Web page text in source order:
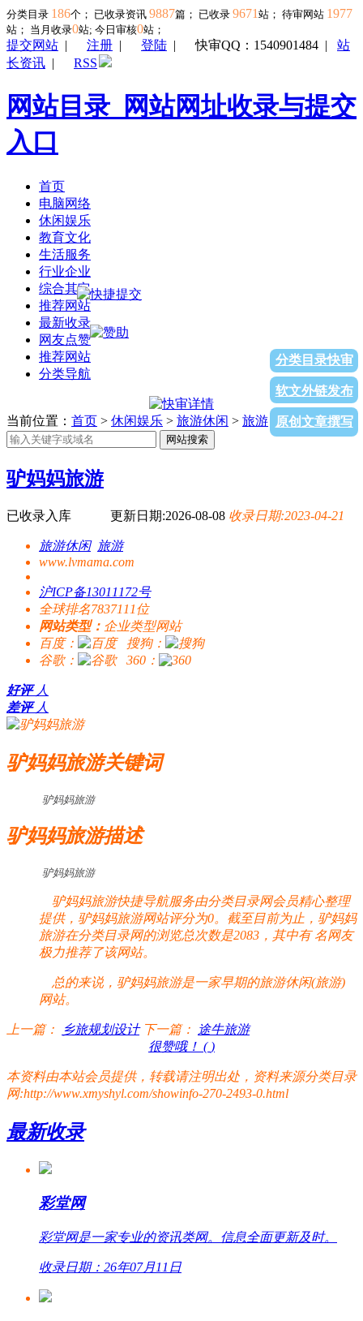
分类目录 186个； 已收录资讯 9887篇； 已收录 9671 站； 待审网站 1977
站； 当月收录0站; 今日审核0站；
提交网站 | 注册 | 登陆 |快审QQ：1540901484 | 站
长资讯 | RSS
网站目录_网站网址收录与提交
入口
首页
电脑网络
休闲娱乐
教育文化
生活服务
行业企业
综合其它
推荐网站
最新收录
网友点赞
推荐网站
分类导航
分类目录快审
软文外链发布
原创文章撰写
当前位置： 首页 > 休闲娱乐 > 旅游休闲 > 旅游 > 驴妈妈旅游
网站搜索
驴妈妈旅游
已收录入库 更新日期:2026-08-08 收录日期:2023-04-21
旅游休闲 旅游
www.lvmama.com
沪ICP备13011172号
全球排名7837111位
网站类型： 企业类型网站
百度：
搜狗：
谷歌：
360：
好评 人
差评 人
驴妈妈旅游关键词
驴妈妈旅游
驴妈妈旅游描述
驴妈妈旅游
驴妈妈旅游快捷导航服务由分类目录网会员精心整理
提供，驴妈妈旅游网站评分为0。截至目前为止，驴妈妈
旅游在分类目录网的浏览总次数是2083，其中有名网友
极力推荐了该网站。
总的来说，驴妈妈旅游是一家早期的旅游休闲(旅游)
网站。
上一篇： 乡旅规划设计 下一篇：
途牛旅游
很赞哦！ ( )
本资料由本站会员提供，转载请注明出处，资料来源分类目录
网:http://www.xmyshyl.com/showinfo-270-2493-0.html
最新收录
彩堂网
彩堂网是一家专业的资讯类网。信息全面更新及时。
收录日期：26年07月11日